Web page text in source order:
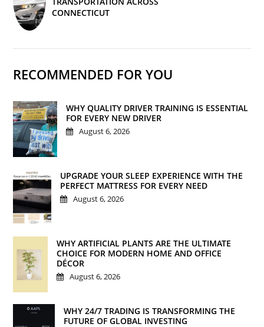
CONNECTICUT
RECOMMENDED FOR YOU
WHY QUALITY DRIVER TRAINING IS ESSENTIAL
FOR EVERY NEW DRIVER
August 6, 2026
UPGRADE YOUR SLEEP EXPERIENCE WITH THE
PERFECT MATTRESS FOR EVERY NEED
August 6, 2026
WHY ARTIFICIAL PLANTS ARE THE ULTIMATE
CHOICE FOR MODERN HOME AND OFFICE
DÉCOR
August 6, 2026
WHY 24/7 TRADING IS TRANSFORMING THE
FUTURE OF GLOBAL INVESTING